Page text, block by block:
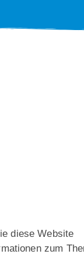
diese Website
zum